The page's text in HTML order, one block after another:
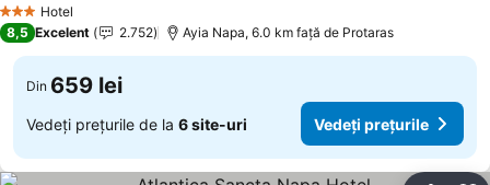
3 SteleHotel
8,5 Excelent 2.752 Ayia Napa, 6.0 km faţă de Protaras
Din 659 lei
Vedeți prețurile de la 6 site-uri Vedeți prețurile